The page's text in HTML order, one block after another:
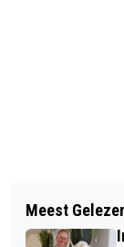
IN
DE
Meest